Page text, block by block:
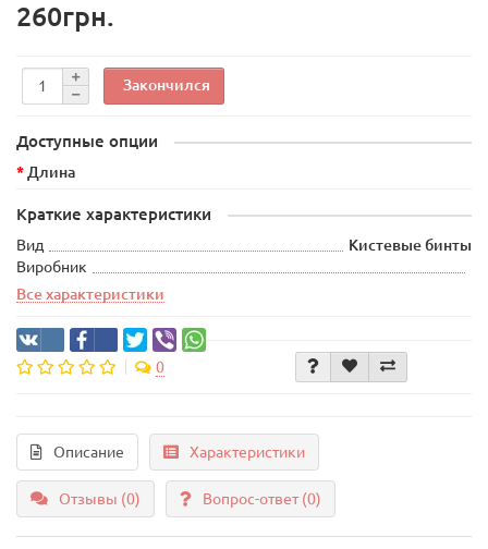
260грн.
Закончился
Доступные опции
Длина
Краткие характеристики
Вид
Кистевые бинты
Виробник
Все характеристики
0
Описание Характеристики
Отзывы (0) Вопрос-ответ(0)